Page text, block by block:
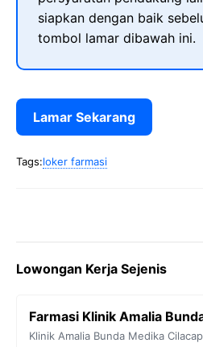
siapkan dengan baik
tombol lamar dibawah ini.
Lamar Sekarang
Tags:loker farmasi
Lowongan Kerja Sejenis
Farmasi Klinik Amalia
Klinik Amalia Bunda Medika Cilacap